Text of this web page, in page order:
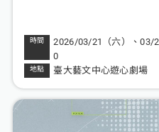
2026/03/21（六）、03/
0
臺大藝文中心遊心劇場